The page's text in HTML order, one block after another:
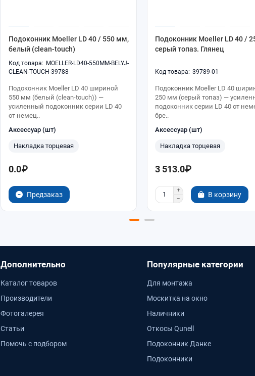
Подоконник Moeller LD 40 / 550 мм,
белый (clean-touch)
MOELLER-LD40-550MM-BELYJ-
CLEAN-TOUCH-39788
Подоконник Moeller LD 40 шириной
550 мм (белый (clean-touch)) —
усиленный подоконник серии LD 40
от немец..
Аксессуар (шт)
Накладка торцевая
0.0₽
Предзаказ
Подоконник Moeller LD 40 /
серый топаз. Глянец
39789-01
Подоконник Moeller LD 40
250 мм (серый топаз) —
подоконник серии LD 40 от
бре..
Аксессуар (шт)
Накладка торцевая
3 513.0₽
В корзину
Дополнительно
Каталог товаров
Производители
Фотогалерея
Статьи
Помочь с подбором
Популярные категории
Для монтажа
Москитка на окно
Наличники
Откосы Qunell
Подоконник Данке
Подоконники